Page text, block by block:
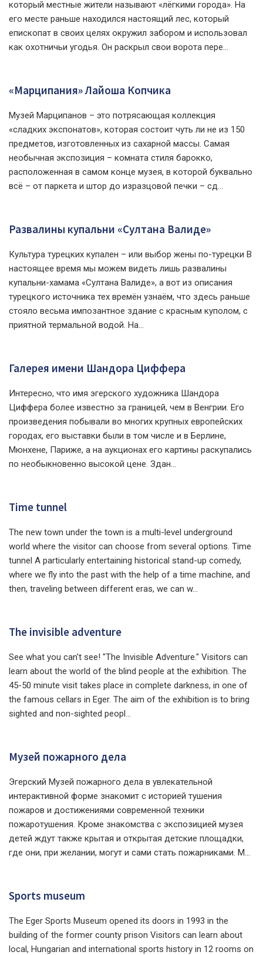
который местные жители называют «лёгкими города». На
его месте раньше находился настоящий лес, который
епископат в своих целях окружил забором и использовал
как охотничьи угодья. Он раскрыл свои ворота пере...
«Марципания» Лайоша Копчика
Музей Марципанов – это потрясающая коллекция
«сладких экспонатов», которая состоит чуть ли не из 150
предметов, изготовленных из сахарной массы. Самая
необычная экспозиция – комната стиля барокко,
расположенная в самом конце музея, в которой буквально
всё – от паркета и штор до изразцовой печки – сд...
Развалины купальни «Султана Валиде»
Культура турецких купален – или выбор жены по-турецки В
настоящее время мы можем видеть лишь развалины
купальни-хамама «Султана Валиде», а вот из описания
турецкого источника тех времён узнаём, что здесь раньше
стояло весьма импозантное здание с красным куполом, с
приятной термальной водой. На...
Галерея имени Шандора Циффера
Интересно, что имя эгерского художника Шандора
Циффера более известно за границей, чем в Венгрии. Его
произведения побывали во многих крупных европейских
городах, его выставки были в том числе и в Берлине,
Мюнхене, Париже, а на аукционах его картины раскупались
по необыкновенно высокой цене. Здан...
Time tunnel
The new town under the town is a multi-level underground
world where the visitor can choose from several options. Time
tunnel A particularly entertaining historical stand-up comedy,
where we fly into the past with the help of a time machine, and
then, traveling between different eras, we can w...
The invisible adventure
See what you can't see! "The Invisible Adventure." Visitors can
learn about the world of the blind people at the exhibition. The
45-50 minute visit takes place in complete darkness, in one of
the famous cellars in Eger. The aim of the exhibition is to bring
sighted and non-sighted peopl...
Музей пожарного дела
Эгерский Музей пожарного дела в увлекательной
интерактивной форме знакомит с историей тушения
пожаров и достижениями современной техники
пожаротушения. Кроме знакомства с экспозицией музея
детей ждут также крытая и открытая детские площадки,
где они, при желании, могут и сами стать пожарниками. М...
Sports museum
The Eger Sports Museum opened its doors in 1993 in the
building of the former county prison Visitors can learn about
local, Hungarian and international sports history in 12 rooms on